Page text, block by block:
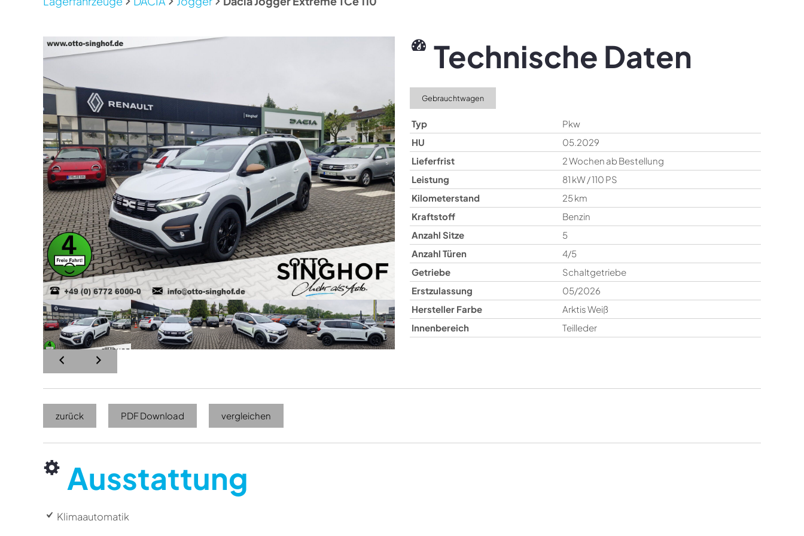
Technische Daten
Gebrauchtwagen
Typ
Pkw
HU
05.2029
Lieferfrist
2 Wochen ab Bestellung
Leistung
81 kW / 110 PS
Kilometerstand
25 km
Kraftstoff
Benzin
Anzahl Sitze
5
Anzahl Türen
4/5
Getriebe
Schaltgetriebe
Erstzulassung
05/2026
Hersteller Farbe
Arktis Weiß
Innenbereich
Teilleder
zurück PDF Download vergleichen
Ausstattung
Klimaautomatik